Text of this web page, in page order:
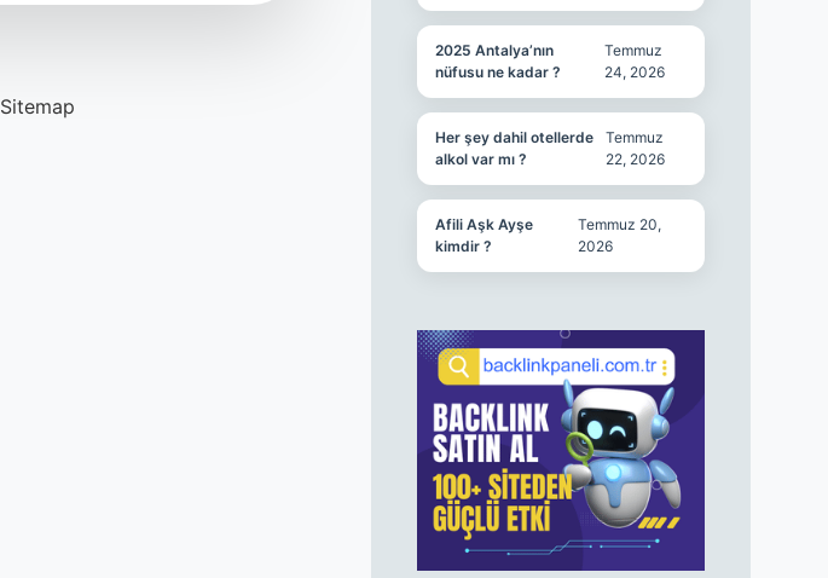
Sitemap
2025 Antalya’nın
nüfusu ne kadar ?
Temmuz
24, 2026
Her şey dahil otellerde
alkol var mı ?
Temmuz
22, 2026
Afili Aşk Ayşe
kimdir ?
Temmuz 20,
2026